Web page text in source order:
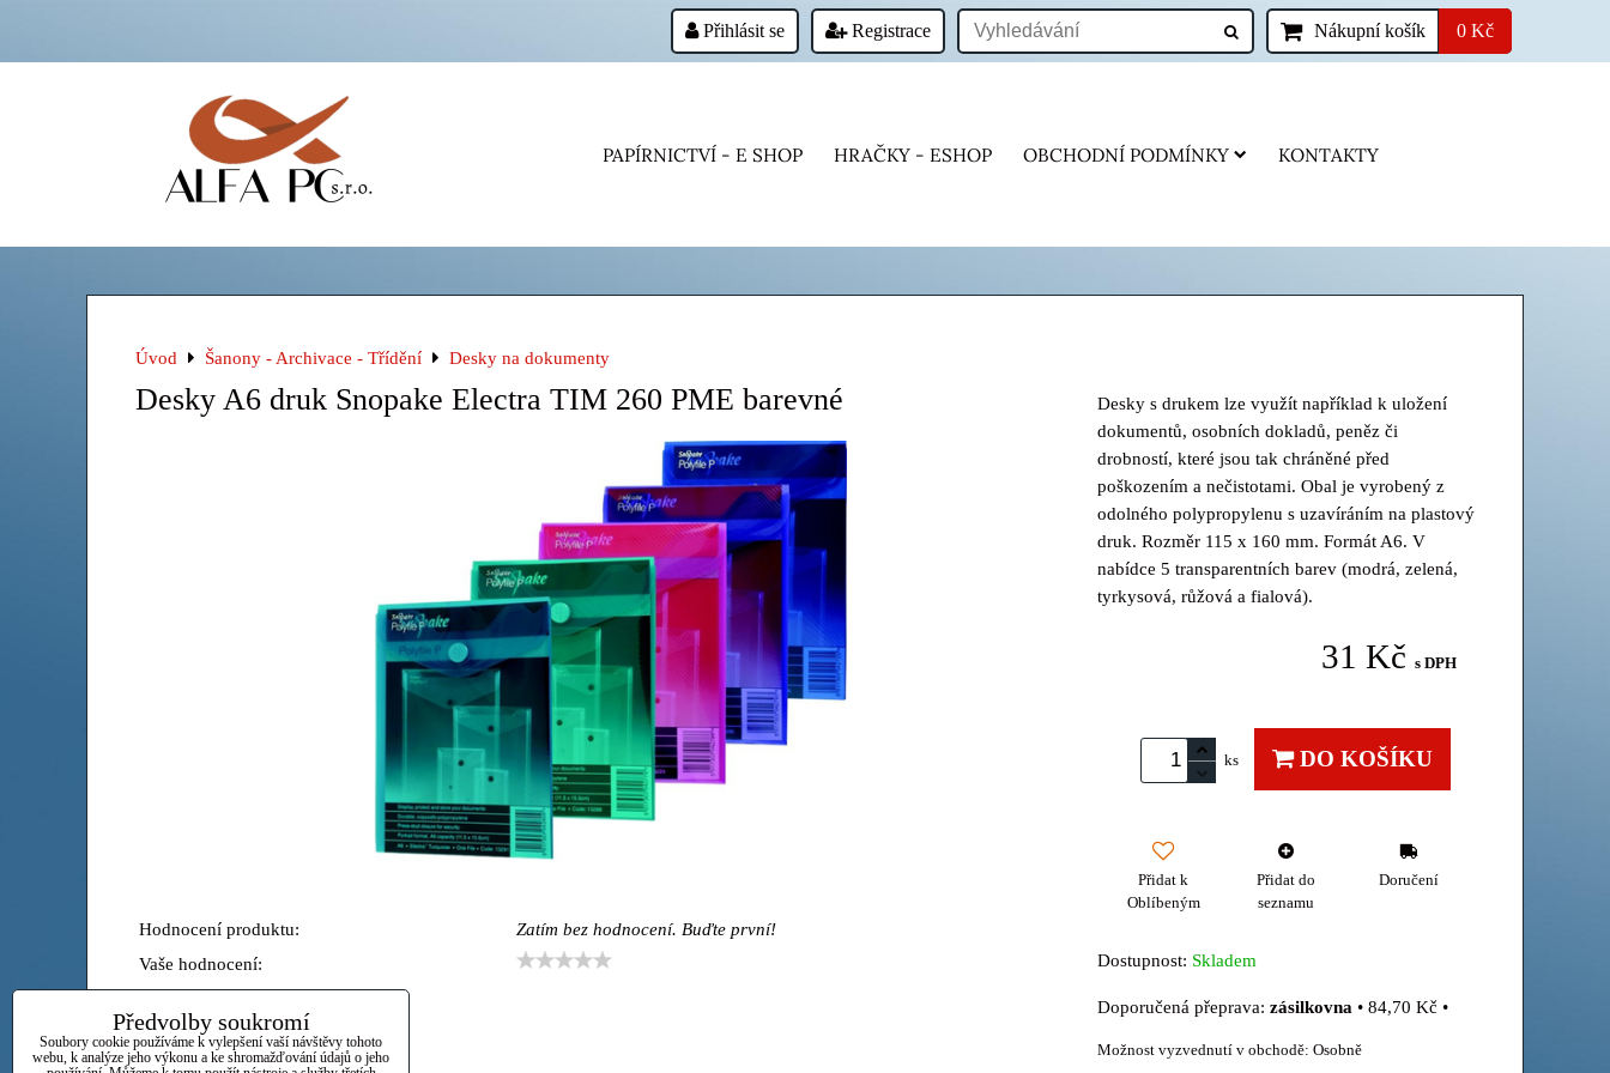
Přihlásit se Registrace Nákupní košík 0 Kč
PAPÍRNICTVÍ - E SHOP HRAČKY - ESHOP OBCHODNÍ PODMÍNKY KONTAKTY
Úvod Šanony - Archivace - Třídění Desky na dokumenty
Desky A6 druk Snopake Electra TIM 260 PME barevné
Hodnocení produktu:
Zatím bez hodnocení. Buďte první!
Vaše hodnocení:
Desky s drukem lze využít například k uložení
dokumentů, osobních dokladů, peněz či
drobností, které jsou tak chráněné před
poškozením a nečistotami. Obal je vyrobený z
odolného polypropylenu s uzavíráním na plastový
druk. Rozměr 115 x 160 mm. Formát A6. V
nabídce 5 transparentních barev (modrá, zelená,
tyrkysová, růžová a fialová).
31 Kč s DPH
ks DO KOŠÍKU
Přidat k
Oblíbeným
Přidat do
seznamu
Doručení
Dostupnost: Skladem
zásilkovna • 84,70 Kč •
Osobně
Předvolby soukromí
Soubory cookie používáme k vylepšení vaší návštěvy tohoto
webu, k analýze jeho výkonu a ke shromažďování údajů o jeho